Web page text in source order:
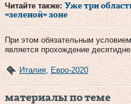
Читайте также: Уже три
«зеленой» зоне
При этом обязательным
является прохождение
Италия Евро-2020
материалы по теме